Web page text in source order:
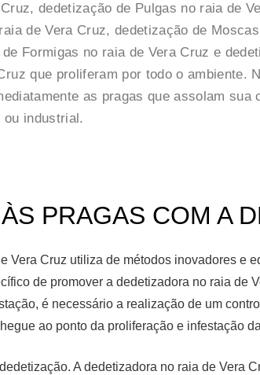
dedetização de Pulgas no raia de
de Vera Cruz, dedetização de
Formigas no raia de Vera Cruz e
que proliferam por todo o ambiente.
as pragas que assolam sua
industrial.
PRAGAS COM A
Vera Cruz utiliza de métodos inovadores e
de promover a dedetizadora no raia de
é necessário a realização de um
ao ponto da proliferação e infestação
A dedetizadora no raia de Vera